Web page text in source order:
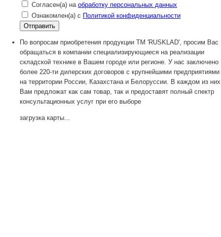
Согласен(а) на обработку персональных данных
Ознакомлен(а) с Политикой конфиденциальности
По вопросам приобретения продукции TM 'RUSKLAD', просим Вас
обращаться в компании специализирующиеся на реализации
складской технике в Вашем городе или регионе. У нас заключено
более 220-ти дилерских договоров с крупнейшими предприятиями
на территории России, Казахстана и Белоруссии. В каждом из них
Вам предложат как сам товар, так и предоставят полный спектр
консультационных услуг при его выборе
загрузка карты...